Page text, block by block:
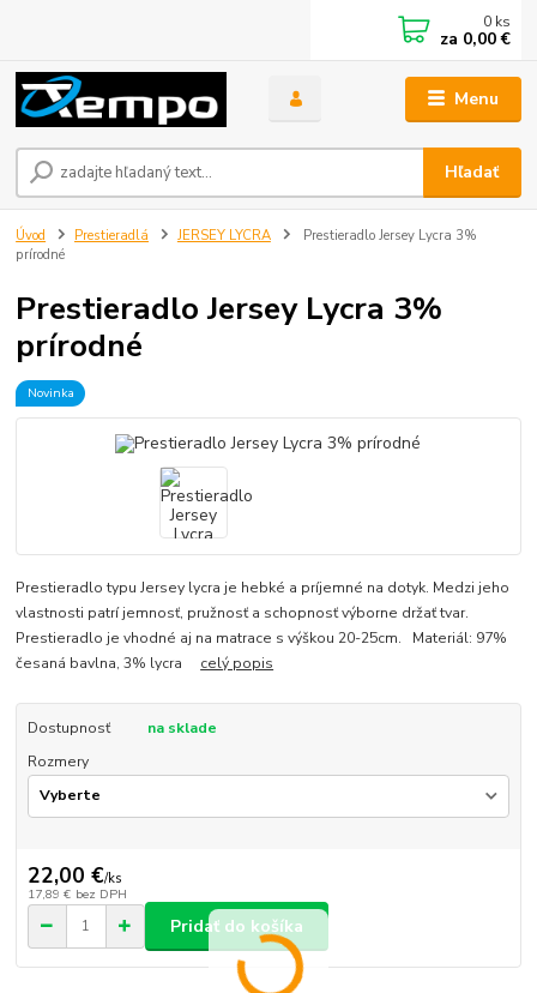
Menu
Hľadať
0 ks
za 0,00 €
Úvod Prestieradlá JERSEY LYCRA
Prestieradlo Jersey Lycra 3%
prírodné
Prestieradlo Jersey Lycra 3%
prírodné
Novinka
Prestieradlo typu Jersey lycra je hebké a príjemné na dotyk. Medzi jeho
vlastnosti patrí jemnosť, pružnosť a schopnosť výborne držať tvar.
Prestieradlo je vhodné aj na matrace s výškou 20-25cm. Materiál: 97%
česaná bavlna, 3% lycra celý popis
Dostupnosť
na sklade
Rozmery
22,00 €/ks
17,89 € bez DPH
Pridať do košíka